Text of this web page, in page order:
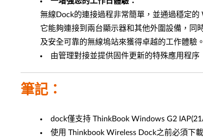
無線Dock的連接過程非常簡單，並通過穩定
它能夠連接到兩台顯示器和其他外圍設備，同
及安全可靠的無線塢站來獲得卓越的工作體驗。
由管理對接並提供固件更新的特殊應用程序
筆記：
dock僅支持 ThinkBook Windows G2
使用 Thinkbook Wireless Dock之前必須下